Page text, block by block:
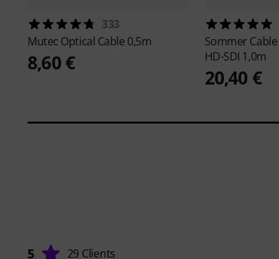
333
Mutec Optical Cable 0,5m
8,60 €
Sommer Cable
HD-SDI 1,0m
20,40 €
5 29 Clients